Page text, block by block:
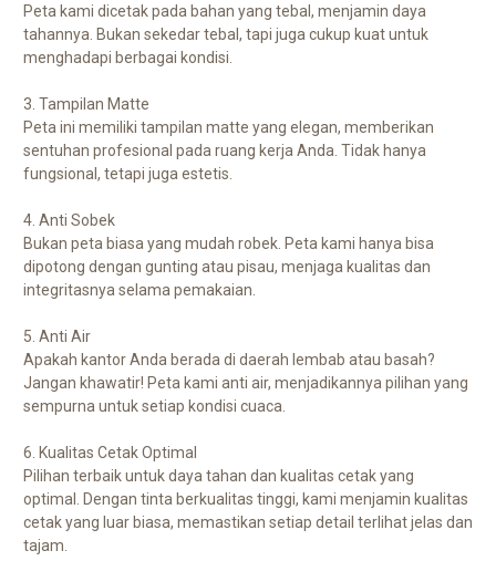
Peta kami dicetak pada bahan yang tebal, menjamin daya
tahannya. Bukan sekedar tebal, tapi juga cukup kuat untuk
menghadapi berbagai kondisi.
3. Tampilan Matte
Peta ini memiliki tampilan matte yang elegan, memberikan
sentuhan profesional pada ruang kerja Anda. Tidak hanya
fungsional, tetapi juga estetis.
4. Anti Sobek
Bukan peta biasa yang mudah robek. Peta kami hanya bisa
dipotong dengan gunting atau pisau, menjaga kualitas dan
integritasnya selama pemakaian.
5. Anti Air
Apakah kantor Anda berada di daerah lembab atau basah?
Jangan khawatir! Peta kami anti air, menjadikannya pilihan yang
sempurna untuk setiap kondisi cuaca.
6. Kualitas Cetak Optimal
Pilihan terbaik untuk daya tahan dan kualitas cetak yang
optimal. Dengan tinta berkualitas tinggi, kami menjamin kualitas
cetak yang luar biasa, memastikan setiap detail terlihat jelas dan
tajam.